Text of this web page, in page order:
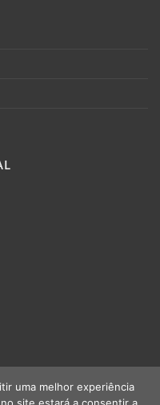
uma melhor experiência
site estará a consentir a